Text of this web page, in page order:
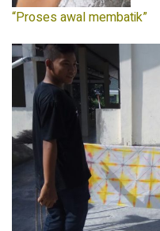
“Proses awal membatik”